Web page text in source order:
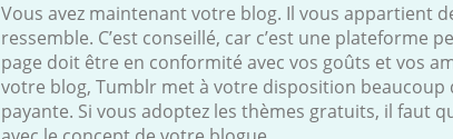
Vous avez maintenant votre blog. Il vous appartient
ressemble. C’est conseillé, car c’est une plateforme
page doit être en conformité avec vos goûts et vos
votre blog, Tumblr met à votre disposition
payante. Si vous adoptez les thèmes gratuits, il faut